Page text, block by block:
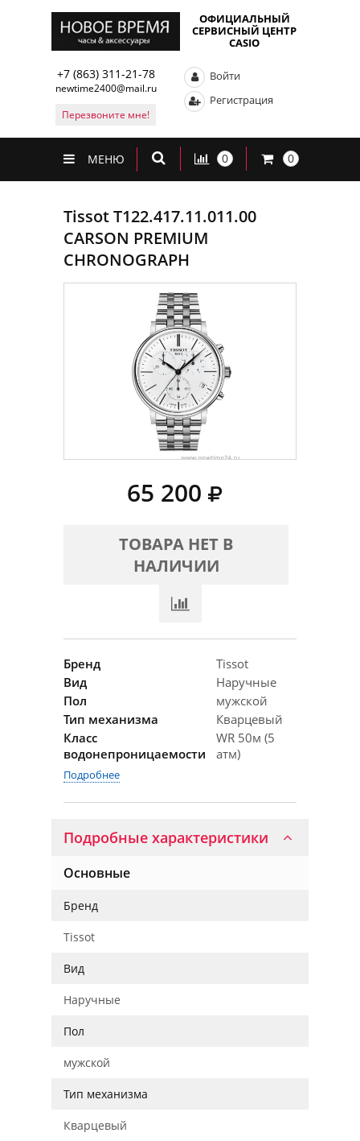
ОФИЦИАЛЬНЫЙ
СЕРВИСНЫЙ ЦЕНТР
CASIO
+7 (863) 311-21-78
newtime2400@mail.ru
Перезвоните мне!
Войти
Регистрация
МЕНЮ 0 0
Tissot T122.417.11.011.00
CARSON PREMIUM
CHRONOGRAPH
65 200
ТОВАРА НЕТ В
НАЛИЧИИ
Бренд
Tissot
Вид
Наручные
Пол
мужской
Тип механизма
Кварцевый
Класс
водонепроницаемости
WR 50м (5
атм)
Подробнее
Подробные характеристики
Основные
Бренд
Tissot
Вид
Наручные
Пол
мужской
Тип механизма
Кварцевый